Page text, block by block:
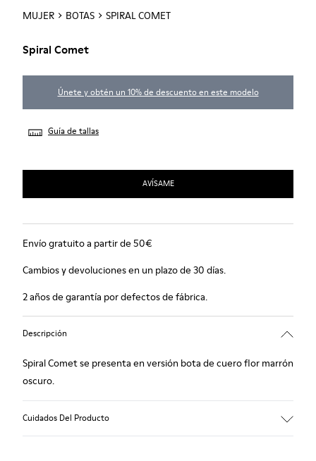
MUJER BOTAS SPIRAL COMET
Spiral Comet
Únete y obtén un 10% de descuento en este modelo
Guía de tallas
AVÍSAME
Envío gratuito a partir de 50€
Cambios y devoluciones en un plazo de 30 días.
2 años de garantía por defectos de fábrica.
Descripción
Spiral Comet se presenta en versión bota de cuero flor marrón
oscuro.
Cuidados Del Producto